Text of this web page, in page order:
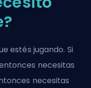
estés jugando. Si
necesitas
necesitas